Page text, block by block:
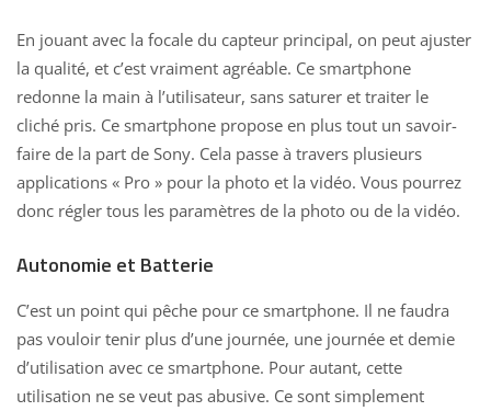
En jouant avec la focale du capteur principal, on peut ajuster
la qualité, et c’est vraiment agréable. Ce smartphone
redonne la main à l’utilisateur, sans saturer et traiter le
cliché pris. Ce smartphone propose en plus tout un savoir-
faire de la part de Sony. Cela passe à travers plusieurs
applications « Pro » pour la photo et la vidéo. Vous pourrez
donc régler tous les paramètres de la photo ou de la vidéo.
Autonomie et Batterie
C’est un point qui pêche pour ce smartphone. Il ne faudra
pas vouloir tenir plus d’une journée, une journée et demie
d’utilisation avec ce smartphone. Pour autant, cette
utilisation ne se veut pas abusive. Ce sont simplement